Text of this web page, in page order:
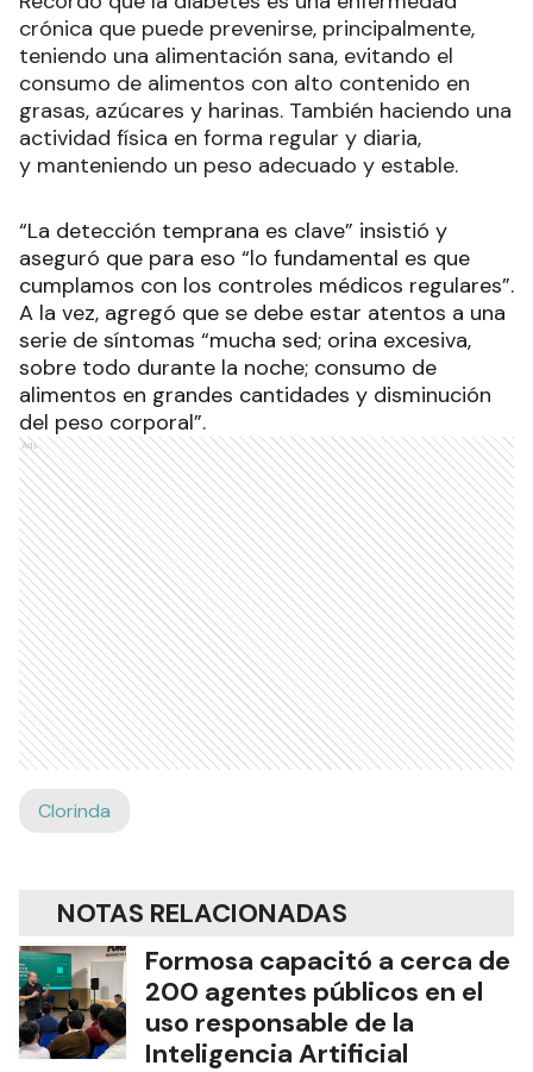
crónica que puede prevenirse, principalmente,
teniendo una alimentación sana, evitando el
consumo de alimentos con alto contenido en
grasas, azúcares y harinas. También haciendo una
actividad física en forma regular y diaria,
y manteniendo un peso adecuado y estable.
“La detección temprana es clave” insistió y
aseguró que para eso “lo fundamental es que
cumplamos con los controles médicos regulares”.
A la vez, agregó que se debe estar atentos a una
serie de síntomas “mucha sed; orina excesiva,
sobre todo durante la noche; consumo de
alimentos en grandes cantidades y disminución
del peso corporal”.
Ads
Clorinda
NOTAS RELACIONADAS
Formosa capacitó a cerca de
200 agentes públicos en el
uso responsable de la
Inteligencia Artificial